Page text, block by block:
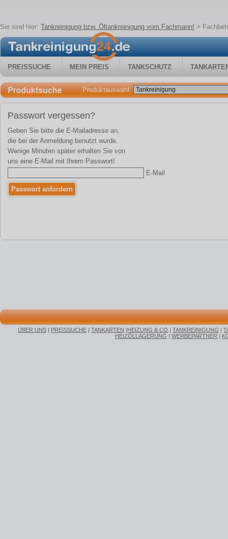
Sie sind hier: Tankreinigung bzw. Öltankreinigung vom Fachmann! >
PREISSUCHE MEIN PREIS TANKSCHUTZ
Produktauswahl:
Passwort vergessen?
Geben Sie bitte die E-Mailadresse an,
die bei der Anmeldung benutzt wurde.
Wenige Minuten später erhalten Sie von
uns eine E-Mail mit Ihrem Passwort!
E-Mail
ÜBER UNS | PREISSUCHE | TANKARTEN |HEIZUNG & CO | TANKREINIGUNG |
HEIZÖLLAGERUNG | WERBEPARTNER |